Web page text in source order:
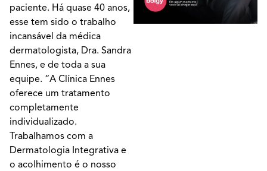
paciente. Há quase 40 anos,
esse tem sido o trabalho
incansável da médica
dermatologista, Dra. Sandra
Ennes, e de toda a sua
equipe. “A Clínica Ennes
oferece um tratamento
completamente
individualizado.
Trabalhamos com a
Dermatologia Integrativa e
o acolhimento é o nosso